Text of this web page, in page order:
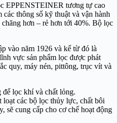
EPPENSTEINER tương tự cao
thông số kỹ thuật và vận hành
hơn – rẻ hơn tới 40%. Bộ lọc
vào năm 1926 và kể từ đó là
vực sản phẩm lọc được phát
quy, máy nén, pittông, trục vít và
để lọc khí và chất lỏng.
các bộ lọc thủy lực, chất bôi
sẽ cung cấp cho cơ chế hoạt động